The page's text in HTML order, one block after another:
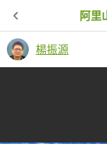
阿里
楊振源